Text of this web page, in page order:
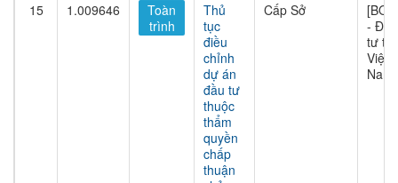
15 1.009646
Toàn
trình
Thủ
tục
điều
chỉnh
dự án
đầu tư
thuộc
thẩm
quyền
chấp
thuận
Cấp Sở
[BQL]
- Đầu
tư tại
Việt
Nam